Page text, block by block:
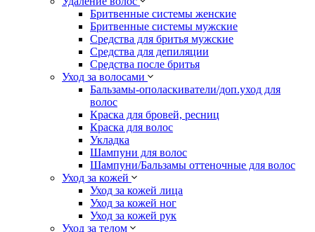
Бритвенные системы женские
Бритвенные системы мужские
Средства для бритья мужские
Средства для депиляции
Средства после бритья
Уход за волосами
Бальзамы-ополаскиватели/доп.уход для
волос
Краска для бровей, ресниц
Краска для волос
Укладка
Шампуни для волос
Шампуни/Бальзамы оттеночные для волос
Уход за кожей
Уход за кожей лица
Уход за кожей ног
Уход за кожей рук
Уход за телом